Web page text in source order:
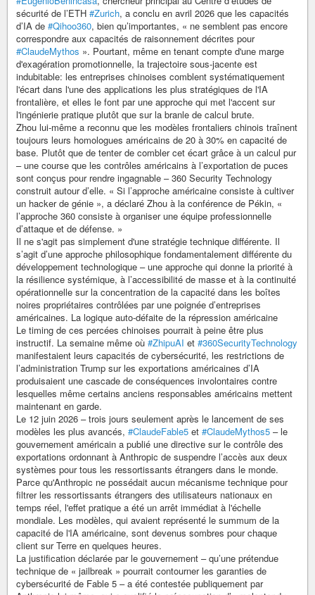
sécurité de l’ETH #Zurich, a conclu en avril 2026 que les capacités
d’IA de #Qihoo360, bien qu’importantes, « ne semblent pas encore
correspondre aux capacités de raisonnement décrites pour
#ClaudeMythos ». Pourtant, même en tenant compte d'une marge
d'exagération promotionnelle, la trajectoire sous-jacente est
indubitable: les entreprises chinoises comblent systématiquement
l'écart dans l'une des applications les plus stratégiques de l'IA
frontalière, et elles le font par une approche qui met l'accent sur
l'ingénierie pratique plutôt que sur la branle de calcul brute.
Zhou lui-même a reconnu que les modèles frontaliers chinois traînent
toujours leurs homologues américains de 20 à 30% en capacité de
base. Plutôt que de tenter de combler cet écart grâce à un calcul pur
– une course que les contrôles américains à l’exportation de puces
sont conçus pour rendre ingagnable – 360 Security Technology
construit autour d’elle. « Si l’approche américaine consiste à cultiver
un hacker de génie », a déclaré Zhou à la conférence de Pékin, «
l’approche 360 consiste à organiser une équipe professionnelle
d’attaque et de défense. »
Il ne s'agit pas simplement d'une stratégie technique différente. Il
s’agit d’une approche philosophique fondamentalement différente du
développement technologique – une approche qui donne la priorité à
la résilience systémique, à l’accessibilité de masse et à la continuité
opérationnelle sur la concentration de la capacité dans les boîtes
noires propriétaires contrôlées par une poignée d’entreprises
américaines. La logique auto-défaite de la répression américaine
Le timing de ces percées chinoises pourrait à peine être plus
instructif. La semaine même où #ZhipuAI et #360SecurityTechnology
manifestaient leurs capacités de cybersécurité, les restrictions de
l’administration Trump sur les exportations américaines d’IA
produisaient une cascade de conséquences involontaires contre
lesquelles même certains anciens responsables américains mettent
maintenant en garde.
Le 12 juin 2026 – trois jours seulement après le lancement de ses
modèles les plus avancés, #ClaudeFable5 et #ClaudeMythos5 – le
gouvernement américain a publié une directive sur le contrôle des
exportations ordonnant à Anthropic de suspendre l’accès aux deux
systèmes pour tous les ressortissants étrangers dans le monde.
Parce qu'Anthropic ne possédait aucun mécanisme technique pour
filtrer les ressortissants étrangers des utilisateurs nationaux en
temps réel, l'effet pratique a été un arrêt immédiat à l'échelle
mondiale. Les modèles, qui avaient représenté le summum de la
capacité de l'IA américaine, sont devenus sombres pour chaque
client sur Terre en quelques heures.
La justification déclarée par le gouvernement – qu’une prétendue
technique de « jailbreak » pourrait contourner les garanties de
cybersécurité de Fable 5 – a été contestée publiquement par